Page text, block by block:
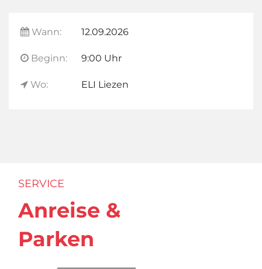
Wann: 12.09.2026
Beginn: 9:00 Uhr
Wo: ELI Liezen
SERVICE
Anreise &
Parken